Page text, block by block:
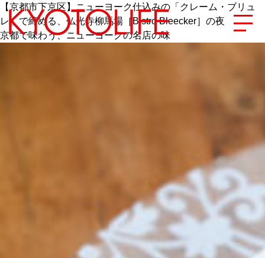
【京都市下京区】ニューヨーク仕込みの「クレーム・ブリュ
レ」で締める、仏光寺柳馬場［Bistro Bleecker］の夜
京都で味わう、ニューヨークの名店の味